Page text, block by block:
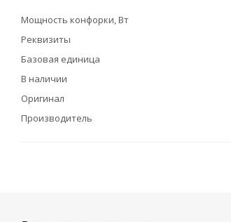
Мощность конфорки, Вт
Реквизиты
Базовая единица
В наличии
Оригинал
Производитель